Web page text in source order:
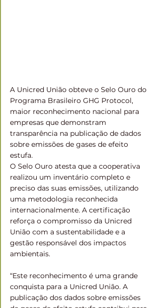
A Unicred União obteve o Selo Ouro do
Programa Brasileiro GHG Protocol,
maior reconhecimento nacional para
empresas que demonstram
transparência na publicação de dados
sobre emissões de gases de efeito
estufa.
O Selo Ouro atesta que a cooperativa
realizou um inventário completo e
preciso das suas emissões, utilizando
uma metodologia reconhecida
internacionalmente. A certificação
reforça o compromisso da Unicred
União com a sustentabilidade e a
gestão responsável dos impactos
ambientais.
“Este reconhecimento é uma grande
conquista para a Unicred União. A
publicação dos dados sobre emissões